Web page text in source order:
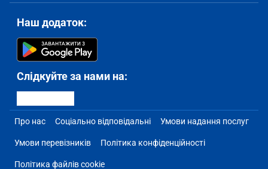
Наш додаток:
Слідкуйте за нами на:
Про нас Соціально відповідальні Умови надання послуг
Умови перевізників Політика конфіденційності
Політика файлів cookie